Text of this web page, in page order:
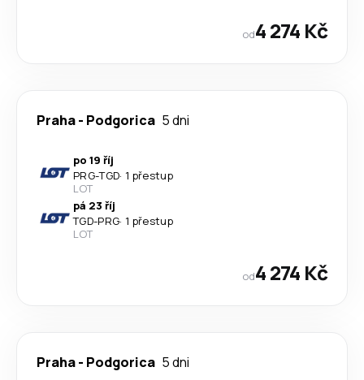
od4 274 Kč
Praha- Podgorica 5 dni
po 19 říj
PRG-TGD· 1 přestup
LOT
pá 23 říj
TGD-PRG· 1 přestup
LOT
od4 274 Kč
Praha- Podgorica 5 dni